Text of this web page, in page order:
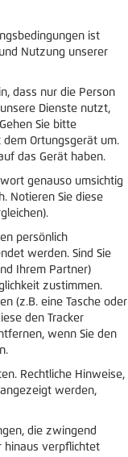
ist
Nutzung unserer
dass nur die Person
Dienste nutzt,
Sie bitte
Ortungsgerät um.
das Gerät haben.
genauso umsichtig
Notieren Sie diese
persönlich
werden. Sind Sie
Ihrem Partner)
zustimmen.
(z.B. eine Tasche oder
den Tracker
wenn Sie den
Rechtliche Hinweise,
werden,
die zwingend
hinaus verpflichtet